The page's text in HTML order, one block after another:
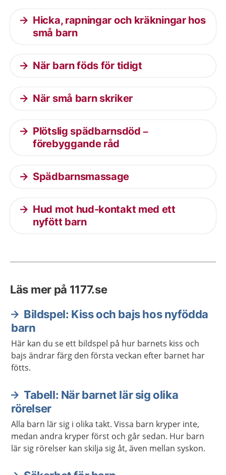
Hicka, rapningar och kräkningar hos
små barn
När barn föds för tidigt
När små barn skriker
Plötslig spädbarnsdöd –
förebyggande råd
Spädbarnsmassage
Hud mot hud-kontakt med ett
nyfött barn
Läs mer på 1177.se
Bildspel: Kiss och bajs hos nyfödda
barn
Här kan du se ett bildspel på hur barnets kiss och
bajs ändrar färg den första veckan efter barnet har
fötts.
Tabell: När barnet lär sig olika
rörelser
Alla barn lär sig i olika takt. Vissa barn kryper inte,
medan andra kryper först och går sedan. Hur barn
lär sig rörelser kan skilja sig åt, även mellan syskon.